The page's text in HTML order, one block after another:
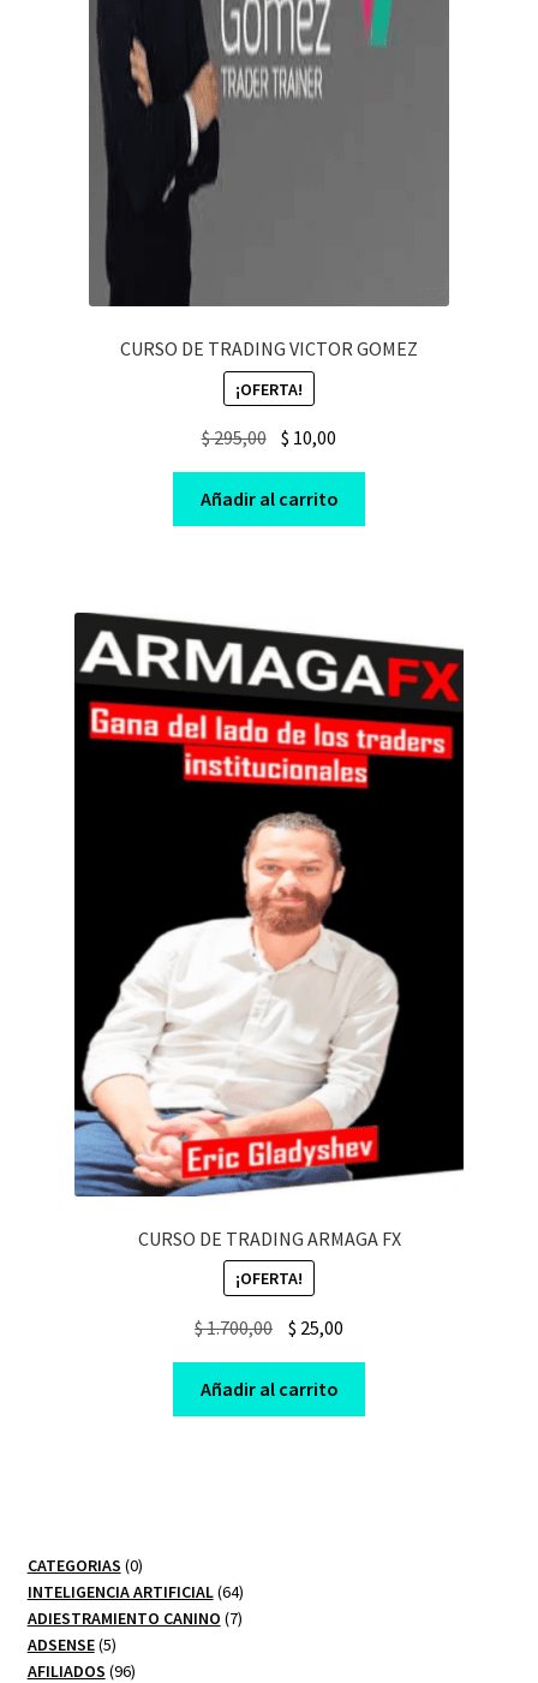
CURSO DE TRADING VICTOR GOMEZ
¡OFERTA!
$295,00 Original
price
was:
$ 295,00.
$ 10,00
price
is:
$ 10,00.
Añadir al carrito
CURSO DE TRADING ARMAGA FX
¡OFERTA!
$1.700,00
Original
was:
$ 1.700,00.
$ 25,00Current
$ 25,00.
Añadir al carrito
CATEGORIAS 00
productos
INTELIGENCIA ARTIFICIAL 6464
productos
ADIESTRAMIENTO CANINO 77
ADSENSE 55
productos
AFILIADOS 9696